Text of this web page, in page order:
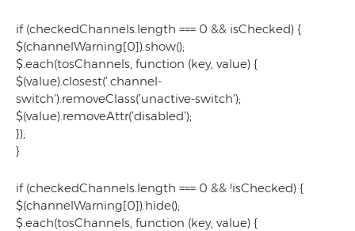
if (checkedChannels.length === 0 && isChecked) {
$(channelWarning[0]).show();
$.each(tosChannels, function (key, value) {
$(value).closest(’.channel-
switch’).removeClass(’unactive-switch’);
$(value).removeAttr(’disabled’);
});
}
if (checkedChannels.length === 0 && !isChecked) {
$(channelWarning[0]).hide();
$.each(tosChannels, function (key, value) {